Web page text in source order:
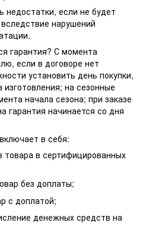
если не будет
нарушений
гарантия? С момента
если в договоре нет
установить день покупки,
на сезонные
начала сезона; при заказе
гарантия начинается со дня
в себя:
товара в сертифицированных
без доплаты;
с доплатой;
денежных средств на